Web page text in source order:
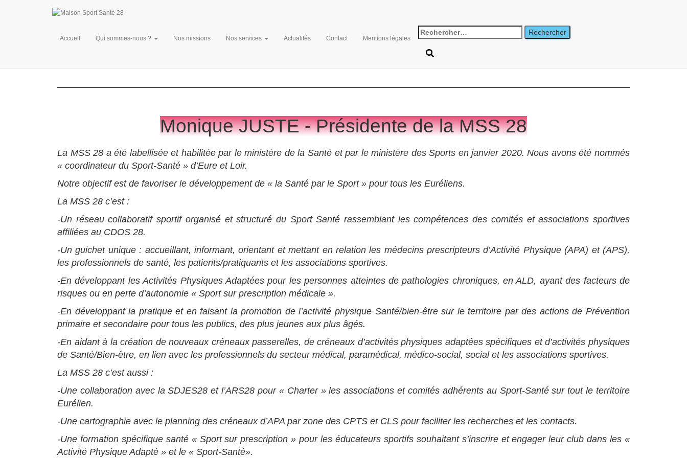
Accueil Qui sommes-nous ? Nos missions Nos services Actualités Contact Mentions légales
Mot de la présidente
Monique JUSTE - Présidente de la MSS 28
La MSS 28 a été labellisée et habilitée par le ministère de la Santé et par le ministère des Sports en janvier 2020. Nous avons été nommés
« coordinateur du Sport-Santé » d’Eure et Loir.
Notre objectif est de favoriser le développement de « la Santé par le Sport » pour tous les Euréliens.
La MSS 28 c’est :
-Un réseau collaboratif sportif organisé et structuré du Sport Santé rassemblant les compétences des comités et associations sportives
affiliées au CDOS 28.
-Un guichet unique : accueillant, informant, orientant et mettant en relation les médecins prescripteurs d’Activité Physique (APA) et (APS),
les professionnels de santé, les patients/pratiquants et les associations sportives.
-En développant les Activités Physiques Adaptées pour les personnes atteintes de pathologies chroniques, en ALD, ayant des facteurs de
risques ou en perte d’autonomie « Sport sur prescription médicale ».
-En développant la pratique et en faisant la promotion de l’activité physique Santé/bien-être sur le territoire par des actions de Prévention
primaire et secondaire pour tous les publics, des plus jeunes aux plus âgés.
-En aidant à la création de nouveaux créneaux passerelles, de créneaux d’activités physiques adaptées spécifiques et d’activités physiques
de Santé/Bien-être, en lien avec les professionnels du secteur médical, paramédical, médico-social, social et les associations sportives.
La MSS 28 c’est aussi :
-Une collaboration avec la SDJES28 et l’ARS28 pour « Charter » les associations et comités adhérents au Sport-Santé sur tout le territoire
Eurélien.
-Une cartographie avec le planning des créneaux d’APA par zone des CPTS et CLS pour faciliter les recherches et les contacts.
-Une formation spécifique santé « Sport sur prescription » pour les éducateurs sportifs souhaitant s’inscrire et engager leur club dans les «
Activité Physique Adapté » et le « Sport-Santé».